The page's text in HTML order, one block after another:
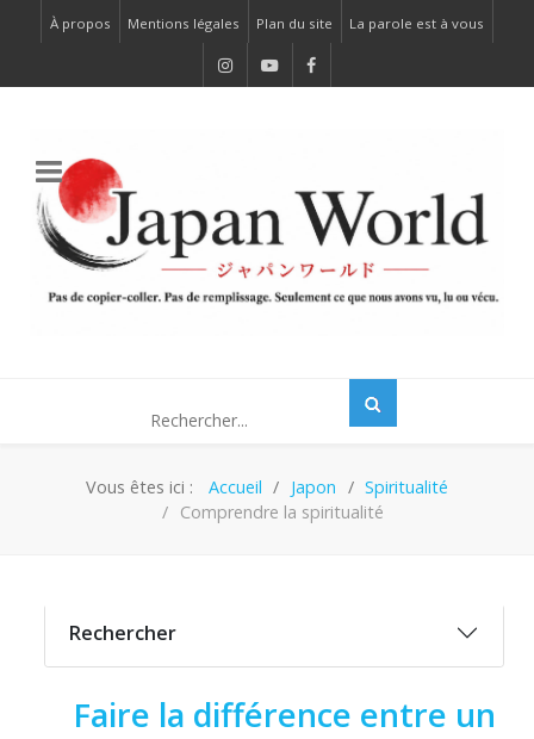
À propos Mentions légales Plan du site La parole est à vous
Vous êtes ici : Accueil Japon
Spiritualité
Comprendre la spiritualité
Rechercher
Faire la différence entre un